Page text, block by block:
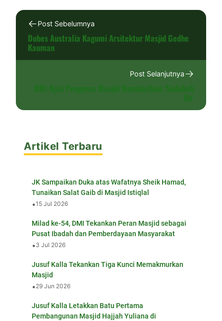
Post Sebelumnya
Dubes Australia Kagumi Arsitektur Masjid Gedhe
Kauman
Post Selanjutnya
Artikel Terbaru
JK Sampaikan Duka atas Wafatnya Sheik Hamad,
Tunaikan Salat Gaib di Masjid Istiqlal
•15 Jul 2026
Milad ke-54, DMI Tekankan Peran Masjid sebagai
Pusat Ibadah dan Pemberdayaan Masyarakat
•3 Jul 2026
Jusuf Kalla Tekankan Tiga Kunci Memakmurkan
Masjid
•29 Jun 2026
Jusuf Kalla Letakkan Batu Pertama
Pembangunan Masjid Hajjah Yuliana di